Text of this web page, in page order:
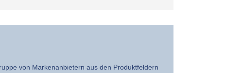
von Markenanbietern aus den Produktfeldern